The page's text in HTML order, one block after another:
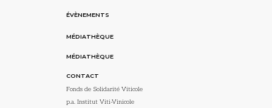
ÉVÈNEMENTS
MÉDIATHÈQUE
MÉDIATHÈQUE
CONTACT
Fonds de Solidarité Viticole
p.a. Institut Viti-Vinicole